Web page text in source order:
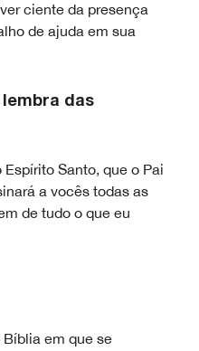
ciente da presença
de ajuda em sua
das
Santo, que o Pai
a vocês todas as
de tudo o que eu
em que se